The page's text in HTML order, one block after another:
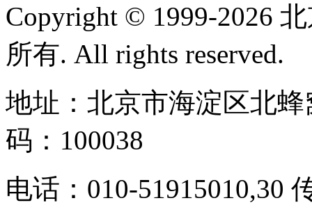
Copyright © 1999-2026
所有. All rights reserved.
地址：北京市海淀区北
码：100038
电话：010-51915010,30